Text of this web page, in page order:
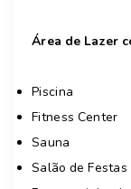
Área de Lazer
Piscina
Fitness Center
Sauna
Salão de Festas